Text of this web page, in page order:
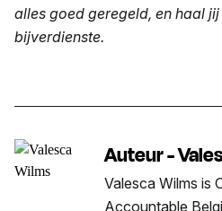
alles goed geregeld, en haal
bijverdienste.
Auteur -
Valesca Wilms is
Accountable